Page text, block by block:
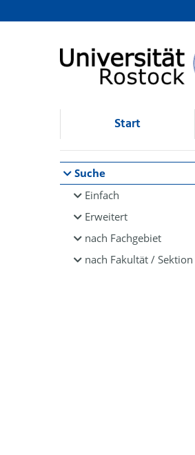
Browsen
direkt zum Inhalt
Start
Suche
Einfach
Erweitert
nach Fachgebiet
nach Fakultät / Sektion